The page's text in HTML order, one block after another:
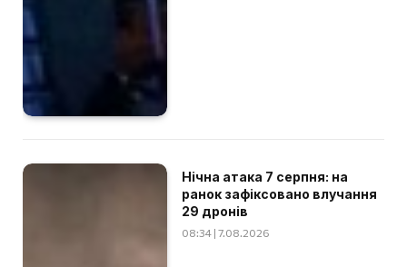
Нічна атака 7 серпня: на
ранок зафіксовано влучання
29 дронів
08:34 | 7.08.2026